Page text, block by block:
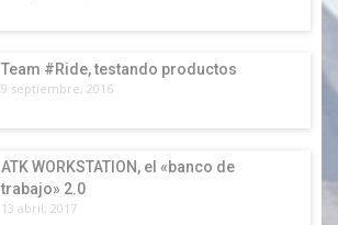
Team #Ride, testando productos
9 septiembre, 2016
ATK WORKSTATION, el «banco de
trabajo» 2.0
13 abril, 2017